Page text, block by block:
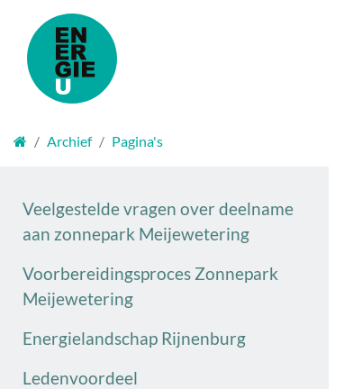
Welkom
Archief Pagina's
Veelgestelde vragen over deelname
aan zonnepark Meijewetering
Voorbereidingsproces Zonnepark
Meijewetering
Energielandschap Rijnenburg
Ledenvoordeel